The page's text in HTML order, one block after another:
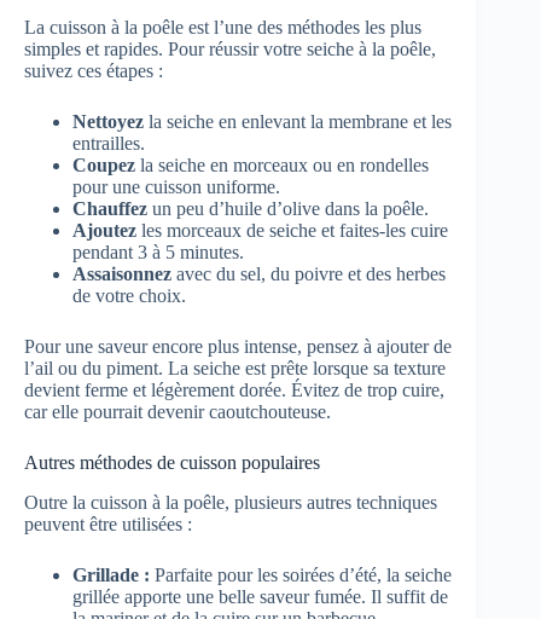
La cuisson à la poêle est l’une des méthodes les plus
simples et rapides. Pour réussir votre seiche à la poêle,
suivez ces étapes :
Nettoyez la seiche en enlevant la membrane et les
entrailles.
Coupez la seiche en morceaux ou en rondelles
pour une cuisson uniforme.
Chauffez un peu d’huile d’olive dans la poêle.
Ajoutez les morceaux de seiche et faites-les cuire
pendant 3 à 5 minutes.
Assaisonnez avec du sel, du poivre et des herbes
de votre choix.
Pour une saveur encore plus intense, pensez à ajouter de
l’ail ou du piment. La seiche est prête lorsque sa texture
devient ferme et légèrement dorée. Évitez de trop cuire,
car elle pourrait devenir caoutchouteuse.
Autres méthodes de cuisson populaires
Outre la cuisson à la poêle, plusieurs autres techniques
peuvent être utilisées :
Grillade : Parfaite pour les soirées d’été, la seiche
grillée apporte une belle saveur fumée. Il suffit de